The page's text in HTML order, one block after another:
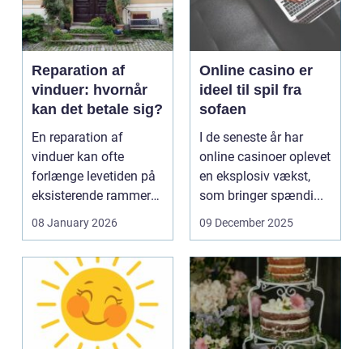
Reparation af
vinduer: hvornår
kan det betale sig?
En reparation af
vinduer kan ofte
forlænge levetiden på
eksisterende rammer
og glas med ...
08 January 2026
Online casino er
ideel til spil fra
sofaen
I de seneste år har
online casinoer oplevet
en eksplosiv vækst,
som bringer spændi...
09 December 2025